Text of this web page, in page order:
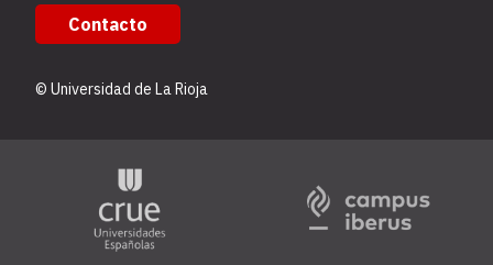
Contacto
© Universidad de La Rioja